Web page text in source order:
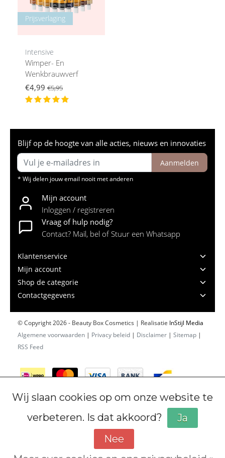
Prijsverlaging
Intensive
Wimper- En
Wenkbrauwverf
€4,99 €5,95
Blijf op de hoogte van alle acties, nieuws en innovaties
Aanmelden
* Wij delen jouw email nooit met anderen
Mijn account
Inloggen / registreren
Vraag of hulp nodig?
Contact? Mail, bel of Stuur een Whatsapp
Klantenservice
Mijn account
Shop de categorie
Contactgegevens
© Copyright 2026 - Beauty Box Cosmetics | Realisatie InStijl Media
Algemene voorwaarden | Privacy beleid | Disclaimer | Sitemap |
RSS Feed
Wij slaan cookies op om onze website te
verbeteren. Is dat akkoord?
Ja
Nee